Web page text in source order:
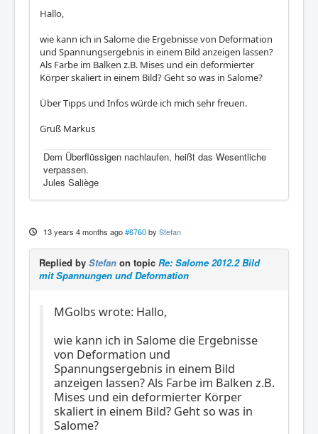
Hallo,
wie kann ich in Salome die Ergebnisse von Deformation
und Spannungsergebnis in einem Bild anzeigen lassen?
Als Farbe im Balken z.B. Mises und ein deformierter
Körper skaliert in einem Bild? Geht so was in Salome?
Über Tipps und Infos würde ich mich sehr freuen.
Gruß Markus
Dem Überflüssigen nachlaufen, heißt das Wesentliche
verpassen.
Jules Saliège
13 years 4 months ago #6760 by Stefan
Replied by Stefan on topic Re: Salome 2012.2 Bild
mit Spannungen und Deformation
MGolbs wrote: Hallo,
wie kann ich in Salome die Ergebnisse
von Deformation und
Spannungsergebnis in einem Bild
anzeigen lassen? Als Farbe im Balken z.B.
Mises und ein deformierter Körper
skaliert in einem Bild? Geht so was in
Salome?